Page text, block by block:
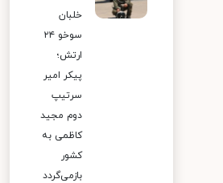
خلبان
سوخو ۲۴
ارتش؛
پیکر امیر
سرتیپ
دوم مجید
کاظمی به
کشور
بازمی‌گردد